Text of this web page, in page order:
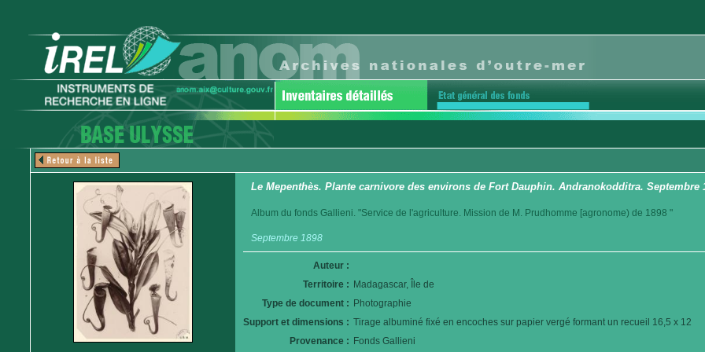
Le Mepenthès. Plante carnivore des environs de Fort Dauphin. Andranokodditra. Septembre
Album du fonds Gallieni. "Service de l'agriculture. Mission de M. Prudhomme [agronome) de 1898 "
Septembre 1898
Auteur :
Territoire : Madagascar, Île de
Type de document : Photographie
Support et dimensions : Tirage albuminé fixé en encoches sur papier vergé formant un recueil 16,5 x 12
Provenance : Fonds Gallieni